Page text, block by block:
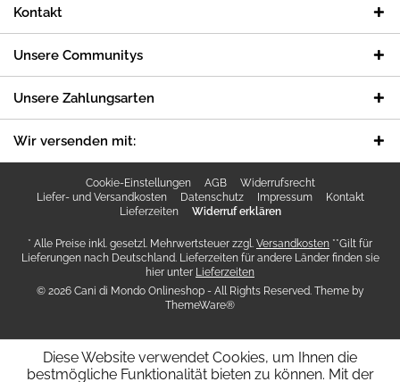
Kontakt
Unsere Communitys
Unsere Zahlungsarten
Wir versenden mit:
Cookie-Einstellungen AGB
Widerrufsrecht
Liefer- und Versandkosten
Datenschutz Impressum
Kontakt
Lieferzeiten
Widerruf erklären
* Alle Preise inkl. gesetzl. Mehrwertsteuer zzgl. Versandkosten **Gilt für
Lieferungen nach Deutschland. Lieferzeiten für andere Länder finden sie
hier unter Lieferzeiten
© 2026 Cani di Mondo Onlineshop - All Rights Reserved. Theme by
ThemeWare®
Diese Website verwendet Cookies, um Ihnen die
bestmögliche Funktionalität bieten zu können. Mit der